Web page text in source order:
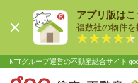
アプリ版はこ
複数社の物件を
NTTグループ運営の不動産総合サイト